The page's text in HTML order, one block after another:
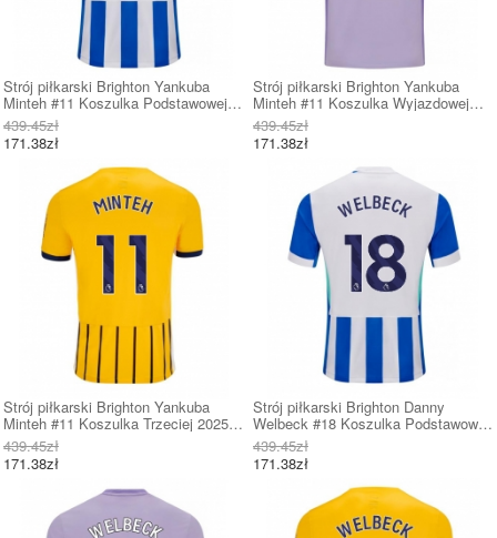
Strój piłkarski Brighton Yankuba
Minteh #11 Koszulka Podstawowej
2025-26 Krótki Rękaw
439.45zł
171.38zł
Strój piłkarski Brighton Yankuba
Minteh #11 Koszulka Wyjazdowej
2025-26 Krótki Rękaw
439.45zł
171.38zł
Strój piłkarski Brighton Yankuba
Minteh #11 Koszulka Trzeciej 2025-
26 Krótki Rękaw
439.45zł
171.38zł
Strój piłkarski Brighton Danny
Welbeck #18 Koszulka Podstawowej
2025-26 Krótki Rękaw
439.45zł
171.38zł